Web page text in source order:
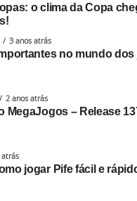
os botões de truco não
animações do jogo em
as alterações no
a orientação do
do app (tela branca)
a fluidez e a qualidade
garantindo partidas
o clima da Copa
3 anos atrás
no mundo
2 anos atrás
MegaJogos – Release
jogar Pife fácil e